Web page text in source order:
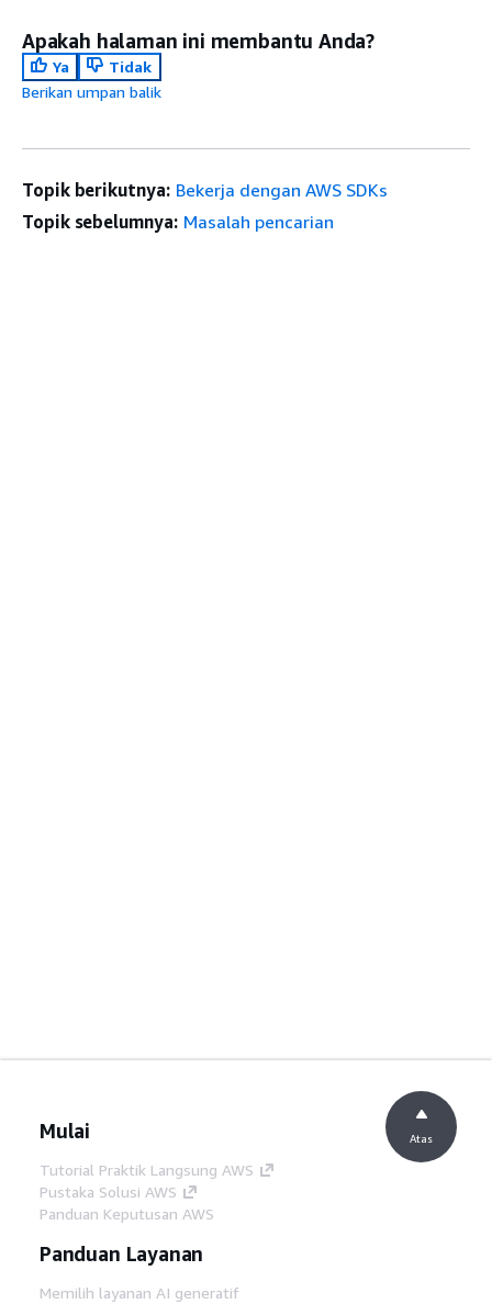
Apakah halaman ini membantu Anda?
Ya
Tidak
Berikan umpan balik
Topik berikutnya: Bekerja dengan AWS SDKs
Topik sebelumnya: Masalah pencarian
Mulai
Tutorial Praktik Langsung AWS
Pustaka Solusi AWS
Panduan Keputusan AWS
Panduan Layanan
Memilih layanan AI generatif
Atas